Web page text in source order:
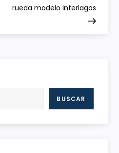
rueda modelo interlagos
BUSCAR